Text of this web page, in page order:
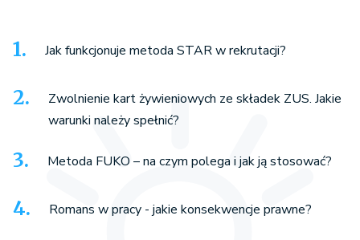
Jak funkcjonuje metoda STAR w rekrutacji?
Zwolnienie kart żywieniowych ze składek ZUS. Jakie
warunki należy spełnić?
Metoda FUKO – na czym polega i jak ją stosować?
Romans w pracy - jakie konsekwencje prawne?